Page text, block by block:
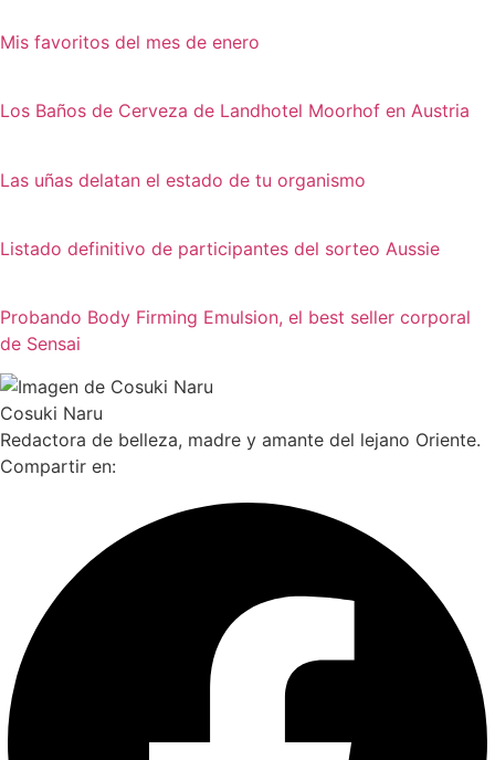
Mis favoritos del mes de enero
Los Baños de Cerveza de Landhotel Moorhof en Austria
Las uñas delatan el estado de tu organismo
Listado definitivo de participantes del sorteo Aussie
Probando Body Firming Emulsion, el best seller corporal
de Sensai
Cosuki Naru
Redactora de belleza, madre y amante del lejano Oriente.
Compartir en: